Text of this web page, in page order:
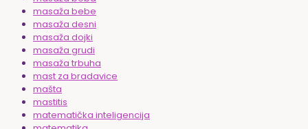
masaža bebe
masaža desni
masaža dojki
masaža grudi
masaža trbuha
mast za bradavice
mašta
mastitis
matematička inteligencija